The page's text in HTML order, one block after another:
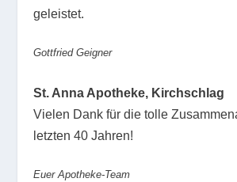
geleistet.
Gottfried Geigner
St. Anna Apotheke, Kirchschlag
Vielen Dank für die tolle
letzten 40 Jahren!
Euer Apotheke-Team